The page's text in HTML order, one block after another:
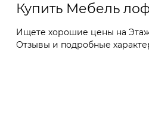
Купить Мебель
Ищете хорошие цены на
Отзывы и подробные